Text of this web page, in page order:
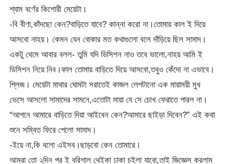
শ্যাম বর্ণের কিশোরী মেয়েটা।
-বি বীণা,কাঁদছো কেন?বাড়িতে যাবে? কান্না করো না।তোমায় কাল ই দিয়ে
আসবো নাহয়। কেমন যেন বোকার মত কথাগুলো বলে দাঁড়িয়ে ছিল সামাদ।
একটু থেমে আবার বলল- তুমি যদি ডিসিশন নাও তবে ভালো,নাহয় আমি ই
ডিসিশন নিয়ে নিব।কাল তোমায় বাড়িতে দিয়ে আসবো,তবুও কেঁদো না এভাবে।
প্লিজ। মেয়েটা মাথার ঘোমটা সরাতেই কাজল লেপটানো এক মায়াময়ী মুখ
ভেসে আসলো সামাদের সামনে,এতোটা মায়া যে সে চোখ ফেরাতে পারল না।
“আপনে আমারে বাড়িতে দিয়া আইবেন কেন?আমারে ছাইড়া দিবেন?” এই কথা
শুনে সম্বিত ফিরে পেলো সামাদ।
-ইয়ে না,কি বলো এইসব।ছাড়বো কেন তোমারে।
আমরা তো ২দিন পর ই বরিশাল থেইকা ঢাকা চইলা যাবো,তাই জিজ্ঞেস করলাম